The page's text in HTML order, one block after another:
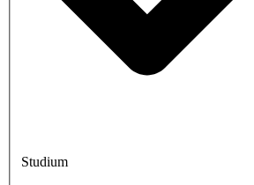
Studium